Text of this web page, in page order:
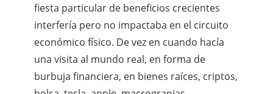
fiesta particular de beneficios crecientes
interfería pero no impactaba en el circuito
económico físico. De vez en cuando hacía
una visita al mundo real, en forma de
burbuja financiera, en bienes raíces, criptos,